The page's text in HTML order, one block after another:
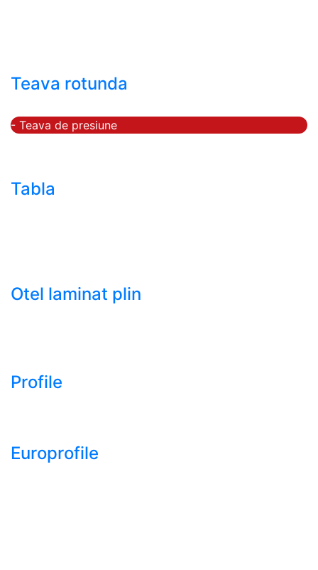
Teava rotunda
- Teava de presiune
Tabla
Otel laminat plin
Profile
Europrofile